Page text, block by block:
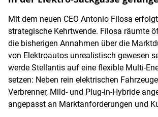
Mit dem neuen CEO Antonio Filosa
strategische Kehrtwende. Filosa räumte
die bisherigen Annahmen über die
von Elektroautos unrealistisch gewesen
werde Stellantis auf eine flexible Multi-
setzen: Neben rein elektrischen
Verbrenner, Mild- und Plug-in-Hybride
angepasst an Marktanforderungen und